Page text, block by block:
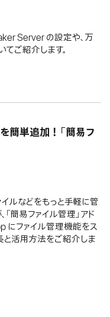
Server の設定や、万
ご紹介します。
簡単追加！「簡易フ
ルなどをもっと手軽に管
簡易ファイル管理」アド
にファイル管理機能をス
と活用方法をご紹介しま